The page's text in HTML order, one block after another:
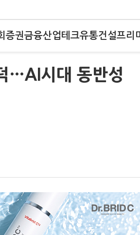
증권금융산업테크유통건설프리
…AI시대 동반성